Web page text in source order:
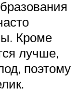
Кроме
лучше,
поэтому